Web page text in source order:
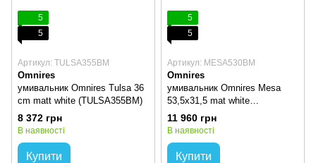
5
5
Артикул: TULSA355BM
Omnires
умивальник Omnires Tulsa 36
cm matt white (TULSA355BM)
8 372 грн
В наявності
Купити
5
5
Артикул: MESA530BM
Omnires
умивальник Omnires Mesa
53,5x31,5 mat white
(MESA530BM)
11 960 грн
В наявності
Купити